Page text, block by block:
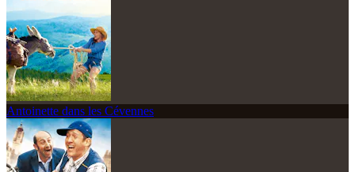
Antoinette dans les Cévennes